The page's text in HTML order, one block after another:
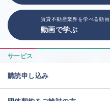
賃貸不動産業界を学べる動画
動画で学ぶ
サービス
購読申し込み